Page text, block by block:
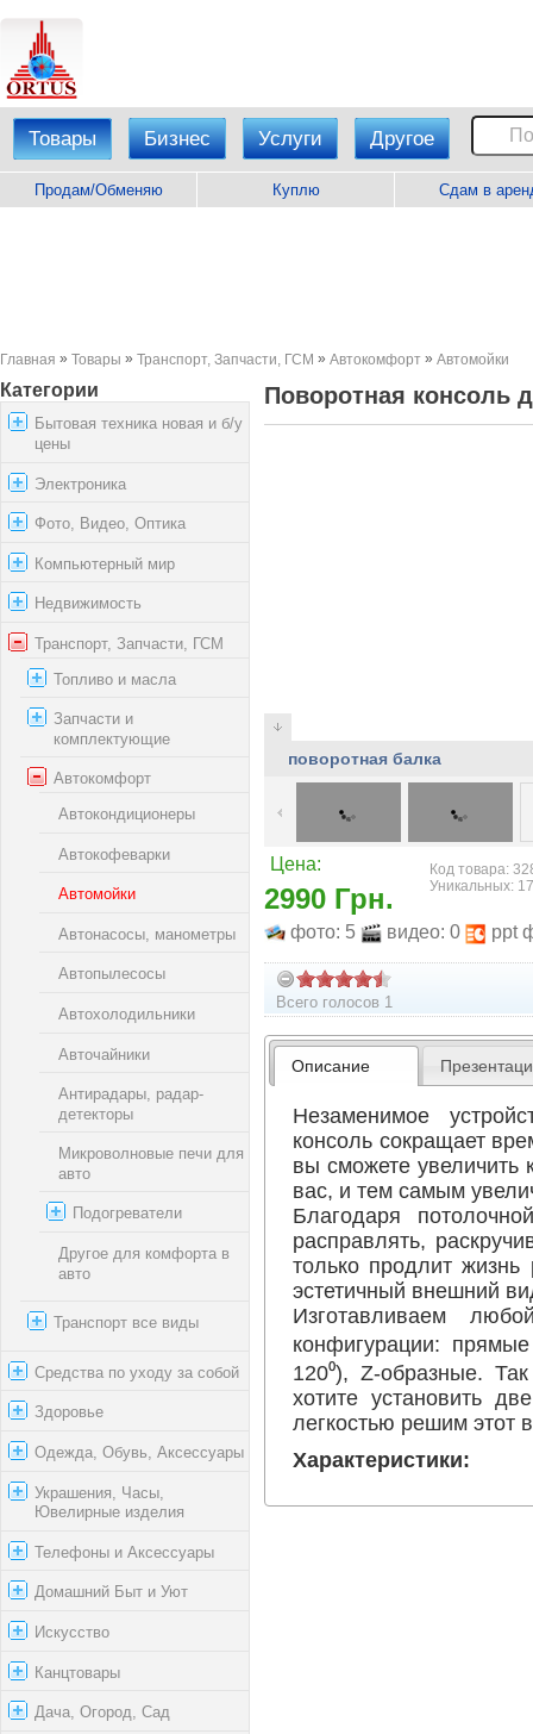
Товары Бизнес Услуги Другое
Продам/Обменяю Куплю Сдам в
Главная » Товары » Транспорт, Запчасти, ГСМ » Автокомфорт » Автомойки
Категории
Бытовая техника новая и б/у
цены
Электроника
Фото, Видео, Оптика
Компьютерный мир
Недвижимость
Транспорт, Запчасти, ГСМ
Топливо и масла
Запчасти и
комплектующие
Автокомфорт
Автокондиционеры
Автокофеварки
Автомойки
Автонасосы, манометры
Автопылесосы
Автохолодильники
Авточайники
Антирадары, радар-
детекторы
Микроволновые печи для
авто
Подогреватели
Другое для комфорта в
авто
Транспорт все виды
Средства по уходу за собой
Здоровье
Одежда, Обувь, Аксессуары
Украшения, Часы,
Ювелирные изделия
Телефоны и Аксессуары
Домашний Быт и Уют
Искусство
Канцтовары
Дача, Огород, Сад
Поворотная консоль
поворотная балка
Цена:
2990 Грн.
Код товара:
Уникальных:
фото: 5 видео: 0 ppt
Всего голосов 1
Описание
Незаменимое
консоль сокращает
вы сможете увеличить
вас, и тем самым
Благодаря
расправлять,
только продлит
эстетичный внешний
Изготавливаем
конфигурации:
120⁰), Z-образные.
хотите установить
легкостью решим этот
Характеристики: